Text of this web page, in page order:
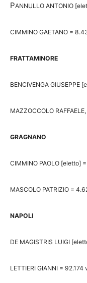
PANNULLO ANTONIO
CIMMINO GAETANO =
FRATTAMINORE
BENCIVENGA GIUSEPPE
MAZZOCCOLO
GRAGNANO
CIMMINO PAOLO [eletto]
MASCOLO PATRIZIO =
NAPOLI
DE MAGISTRIS LUIGI
LETTIERI GIANNI = 92.174